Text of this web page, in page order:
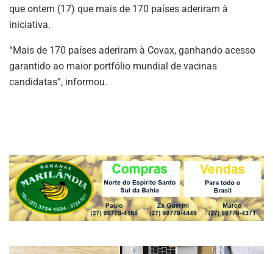
que ontem (17) que mais de 170 países aderiram à
iniciativa.
“Mais de 170 países aderiram à Covax, ganhando acesso
garantido ao maior portfólio mundial de vacinas
candidatas”, informou.